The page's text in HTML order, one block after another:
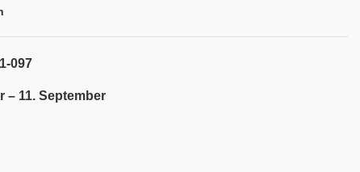
097
– 11. September